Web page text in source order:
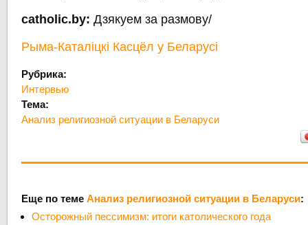
catholic.by: Дзякуем за размову/
Рыма-Каталіцкі Касцёл у Беларусі
Рубрика:
Интервью
Тема:
Анализ религиозной ситуации в Беларуси
Еще по темеАнализ религиозной ситуации в Беларуси:
Осторожный пессимизм: итоги католического года